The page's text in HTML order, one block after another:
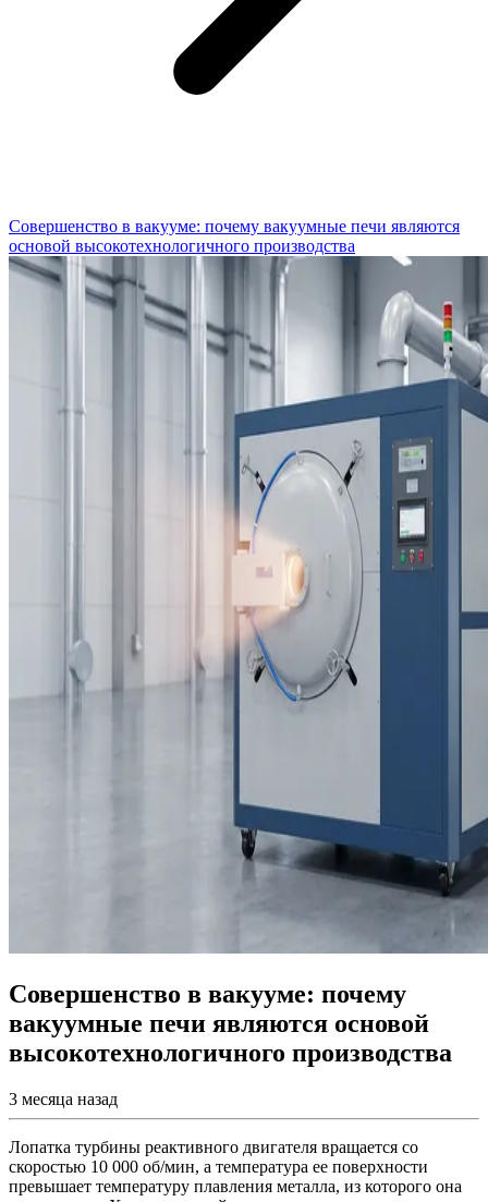
Совершенство в вакууме: почему вакуумные печи являются
основой высокотехнологичного производства
Совершенство в вакууме: почему
вакуумные печи являются основой
высокотехнологичного производства
3 месяца назад
Лопатка турбины реактивного двигателя вращается со
скоростью 10 000 об/мин, а температура ее поверхности
превышает температуру плавления металла, из которого она